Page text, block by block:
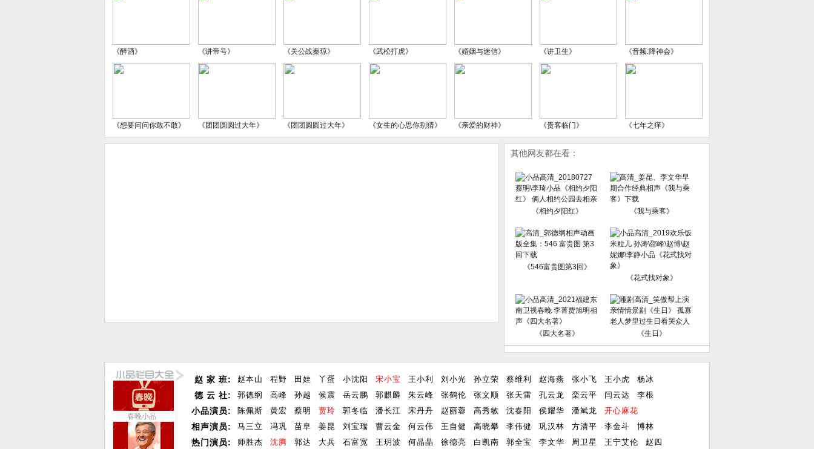
《醉酒》 《讲帝号》 《关公战秦琼》 《武松打虎》 《婚姻与迷信》 《讲卫生》 《音频:降神会》
《想要问问你敢不敢》 《团团圆圆过大年》 《团团圆圆过大年》 《女生的心思你别猜》 《亲爱的财神》 《贵客临门》 《七年之痒》
其他网友都在看：
《相约夕阳红》 《我与乘客》
《546富贵图第3回》
《花式找对象》
《四大名著》 《生日》
春晚小品
赵 家 班:
德 云 社:
小品演员:
相声演员:
热门演员:
赵本山 程野 田娃 丫蛋 小沈阳 宋小宝 王小利 刘小光 孙立荣 蔡维利 赵海燕 张小飞 王小虎
杨冰
郭德纲
高峰 孙越 候震 岳云鹏 郭麒麟 朱云峰 张鹤伦 张文顺 张天雷 孔云龙 栾云平 闫云达
李根
陈佩斯
黄宏 蔡明 贾玲 郭冬临 潘长江 宋丹丹 赵丽蓉 高秀敏 沈春阳 侯耀华 潘斌龙
开心麻花
马三立
冯巩 苗阜 姜昆 刘宝瑞 曹云金 何云伟 王自健 高晓攀 李伟健 巩汉林 方清平 李金斗
博林
师胜杰
沈腾 郭达 大兵 石富宽 王玥波 何晶晶 徐德亮 白凯南 郭全宝 李文华 周卫星 王宁艾伦 赵四